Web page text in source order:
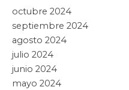
octubre 2024
septiembre 2024
agosto 2024
julio 2024
junio 2024
mayo 2024